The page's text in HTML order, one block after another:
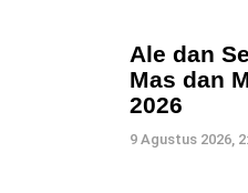
Ale dan
Mas dan
2026
9 Agustus 2026,